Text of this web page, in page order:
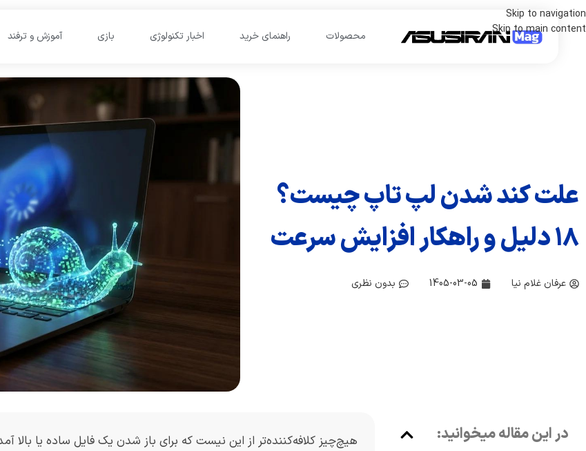
Skip to navigation
Skip to main content
محصولات راهنمای خرید اخبار تکنولوژی بازی آموزش و ترفند
علت کند شدن لپ تاپ چیست؟
۱۸ دلیل و راهکار افزایش سرعت
عرفان غلام نیا 1405-03-05 بدون نظری
در این مقاله میخوانید:
هیچ‌چیز کلافه‌کننده‌تر از این نیست که برای باز شدن یک فایل ساده یا بالا